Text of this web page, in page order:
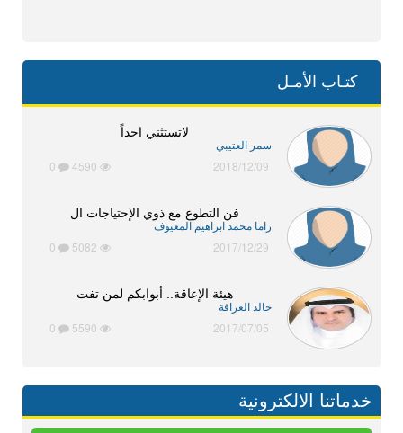
كتـاب الأمـل
لاتستثني احداً
سمر العتيبي
2018/12/09
فن التطوع مع ذوي الإحتياجات ال
راما محمد ابراهيم المعيوف
2017/12/29
هيئة الإعاقة.. أبوابكم لمن تفت
خالد العرافة
2017/07/05
خدماتنا الالكترونية